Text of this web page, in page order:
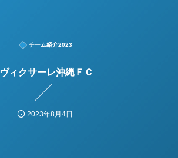
チーム紹介2023
ヴィクサーレ沖縄ＦＣ
2023年8月4日